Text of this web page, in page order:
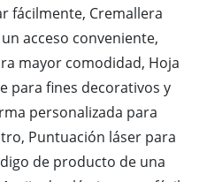
fácilmente, Cremallera
acceso conveniente,
mayor comodidad, Hoja
para fines decorativos y
personalizada para
Puntuación láser para
de producto de una